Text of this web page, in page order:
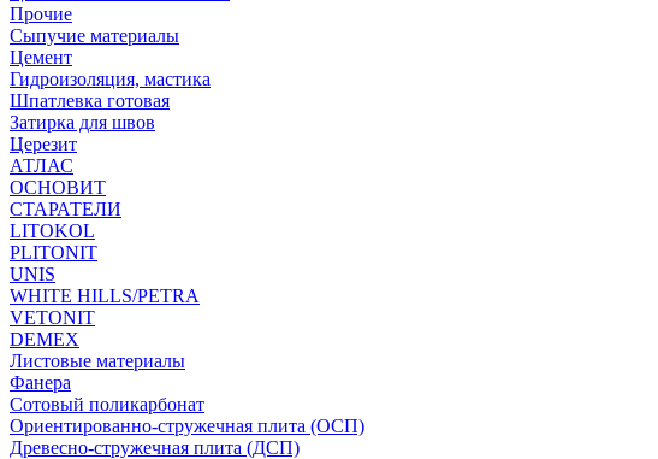
Прочие
Сыпучие материалы
Цемент
Гидроизоляция, мастика
Шпатлевка готовая
Затирка для швов
Церезит
АТЛАС
ОСНОВИТ
СТАРАТЕЛИ
LITOKOL
PLITONIT
UNIS
WHITE HILLS/PETRA
VETONIT
DEMEX
Листовые материалы
Фанера
Сотовый поликарбонат
Ориентированно-стружечная плита (ОСП)
Древесно-стружечная плита (ДСП)